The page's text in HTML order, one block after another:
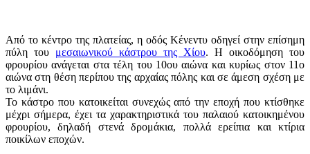
Από το κέντρο της πλατείας, η οδός Κένεντυ οδηγεί στην επίσημη
πύλη του μεσαιωνικού κάστρου της Χίου. Η οικοδόμηση του
φρουρίου ανάγεται στα τέλη του 10ου αιώνα και κυρίως στον 11ο
αιώνα στη θέση περίπου της αρχαίας πόλης και σε άμεση σχέση με
το λιμάνι.
Το κάστρο που κατοικείται συνεχώς από την εποχή που κτίσθηκε
μέχρι σήμερα, έχει τα χαρακτηριστικά του παλαιού κατοικημένου
φρουρίου, δηλαδή στενά δρομάκια, πολλά ερείπια και κτίρια
ποικίλων εποχών.